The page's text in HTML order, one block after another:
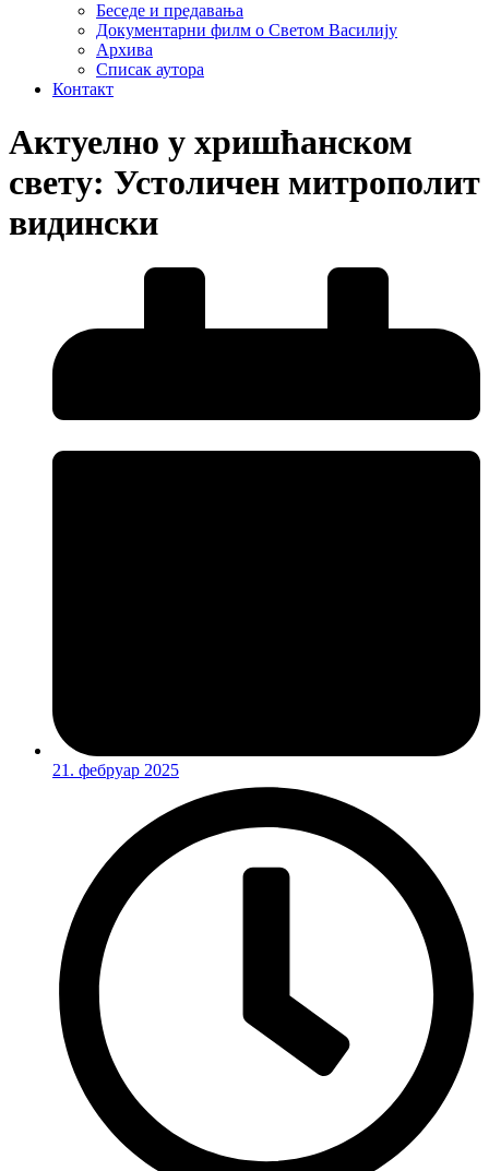
Беседе и предавања
Документарни филм о Светом Василију
Архива
Списак аутора
Контакт
Актуелно у хришћанском
свету: Устоличен митрополит
видински
21. фебруар 2025